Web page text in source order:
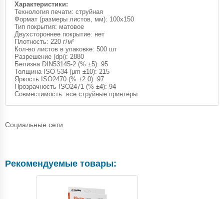
Характеристики:
Технология печати: струйная
Формат (размеры листов, мм): 100х150
Тип покрытия: матовое
Двухстороннее покрытие: нет
Плотность: 220 г/м²
Кол-во листов в упаковке: 500 шт
Разрешение (dpi): 2880
Белизна DIN53145-2 (% ±5): 95
Толщина ISO 534 (μm ±10): 215
Яркость ISO2470 (% ±2.0): 97
Прозрачность ISO2471 (% ±4): 94
Совместимость: все струйные принтеры
Социальные сети
Рекомендуемые товары: